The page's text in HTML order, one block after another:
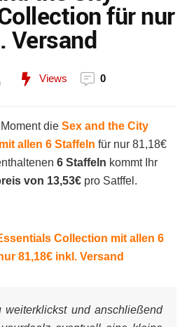
für nur
Versand
Views 0
die Sex and the City
allen 6 Staffeln für nur 81,18€
6 Staffeln kommt Ihr
von 13,53€ pro Satffel.
Collection mit allen 6
81,18€ inkl. Versand
weiterklickst und anschließend